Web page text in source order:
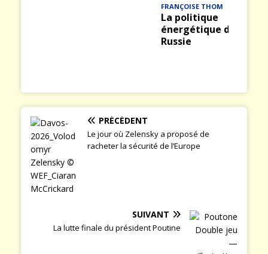
PRÉCÉDENT
Le jour où Zelensky a proposé de
racheter la sécurité de l’Europe
SUIVANT
La lutte finale du président Poutine